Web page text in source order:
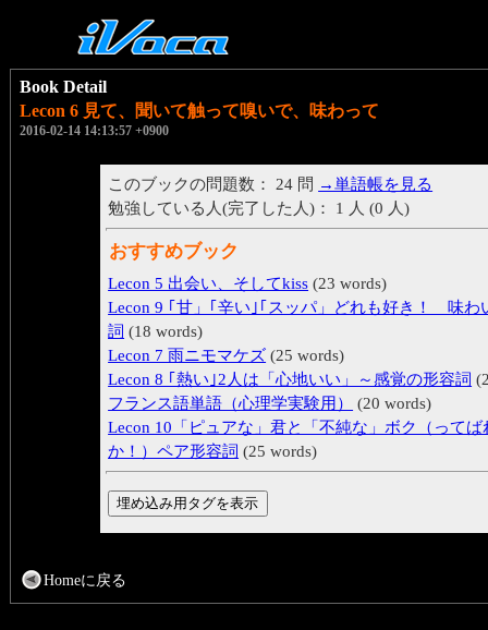
Book Detail
Lecon 6 見て、聞いて触って嗅いで、味わって
2016-02-14 14:13:57 +0900
このブックの問題数： 24 問 →単語帳を見る
勉強している人(完了した人)： 1 人 (0 人)
おすすめブック
Lecon 5 出会い、そしてkiss (23 words)
Lecon 9 ｢甘」｢辛い｣｢スッパ」どれも好き！ 味わ
詞 (18 words)
Lecon 7 雨ニモマケズ (25 words)
Lecon 8 ｢熱い｣2人は「心地いい」～感覚の形容詞
フランス語単語（心理学実験用）
(20 words)
Lecon 10「ピュアな」君と「不純な」ボク（ってば
か！）ペア形容詞 (25 words)
Homeに戻る